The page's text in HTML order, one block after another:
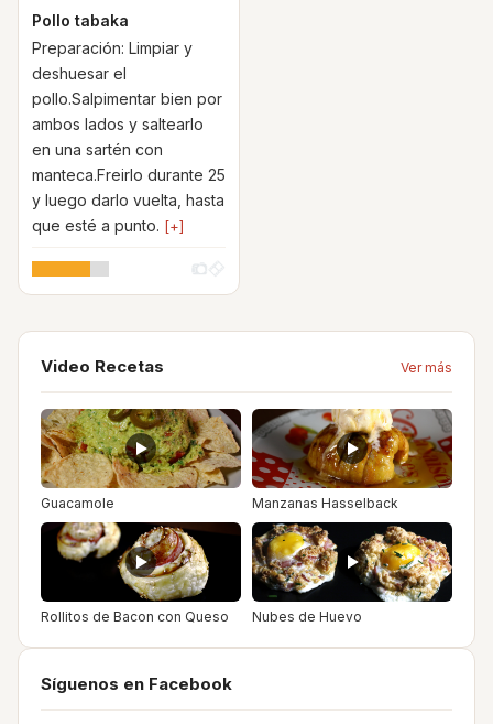
Pollo tabaka
Preparación: Limpiar y
deshuesar el
pollo.Salpimentar bien por
ambos lados y saltearlo
en una sartén con
manteca.Freirlo durante 25
y luego darlo vuelta, hasta
que esté a punto. [+]
Video Recetas Ver más
Guacamole Manzanas Hasselback
Rollitos de Bacon con Queso Nubes de Huevo
Síguenos en Facebook